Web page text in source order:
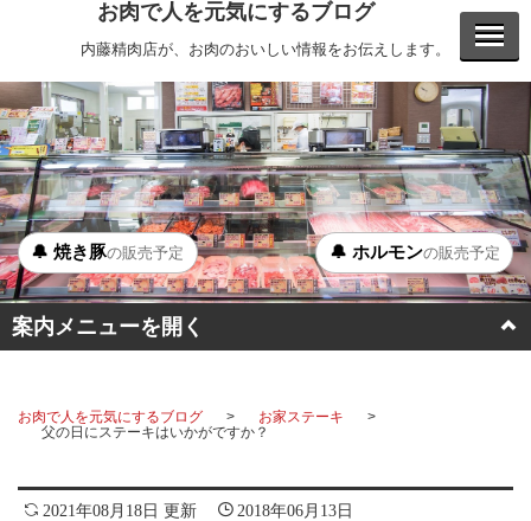
お肉で人を元気にするブログ
内藤精肉店が、お肉のおいしい情報をお伝えします。
案内メニューを開く
ステーキ
ホルモン
🔔 焼き豚の販売予定 🔔 ホルモンの販売予定
お肉で人を元気にするブログ
お家ステーキ
父の日にステーキはいかがですか？
2021年08月18日 更新 2018年06月13日